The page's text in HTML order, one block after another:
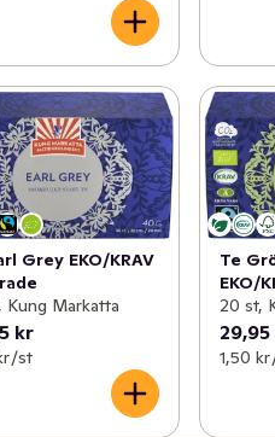
Grey EKO/KRAV
Kung Markatta
kr
/st
Te
EKO/
20 st,
1,50 kr